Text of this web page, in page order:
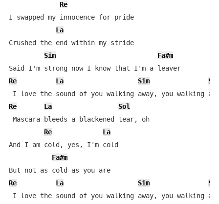
Re
I swapped my innocence for pride
La
Crushed the end within my stride
Sim
Fa#m
Said I'm strong now I know that I'm a leaver
Re
La Sim
Re La
Sol
Mascara bleeds a blackened tear, oh
Re
La
And I am cold, yes, I'm cold
Fa#m
But not as cold as you are
Re
La Sim